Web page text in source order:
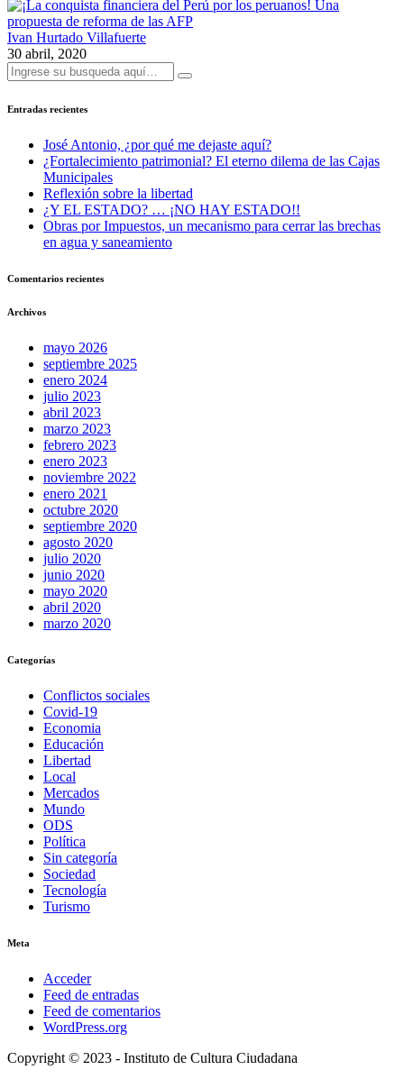
Ivan Hurtado Villafuerte
30 abril, 2020
Entradas recientes
José Antonio, ¿por qué me dejaste aquí?
¿Fortalecimiento patrimonial? El eterno dilema de las Cajas
Municipales
Reflexión sobre la libertad
¿Y EL ESTADO? … ¡NO HAY ESTADO!!
Obras por Impuestos, un mecanismo para cerrar las brechas
en agua y saneamiento
Comentarios recientes
Archivos
mayo 2026
septiembre 2025
enero 2024
julio 2023
abril 2023
marzo 2023
febrero 2023
enero 2023
noviembre 2022
enero 2021
octubre 2020
septiembre 2020
agosto 2020
julio 2020
junio 2020
mayo 2020
abril 2020
marzo 2020
Categorías
Conflictos sociales
Covid-19
Economia
Educación
Libertad
Local
Mercados
Mundo
ODS
Política
Sin categoría
Sociedad
Tecnología
Turismo
Meta
Acceder
Feed de entradas
Feed de comentarios
WordPress.org
Copyright © 2023 - Instituto de Cultura Ciudadana